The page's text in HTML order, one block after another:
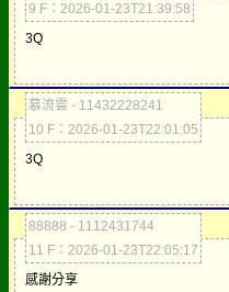
9 F：2026-01-23T21:39:58
3Q
慕流雲 - 11432228241
10 F：2026-01-23T22:01:05
3Q
88888 - 1112431744
11 F：2026-01-23T22:05:17
感謝分享